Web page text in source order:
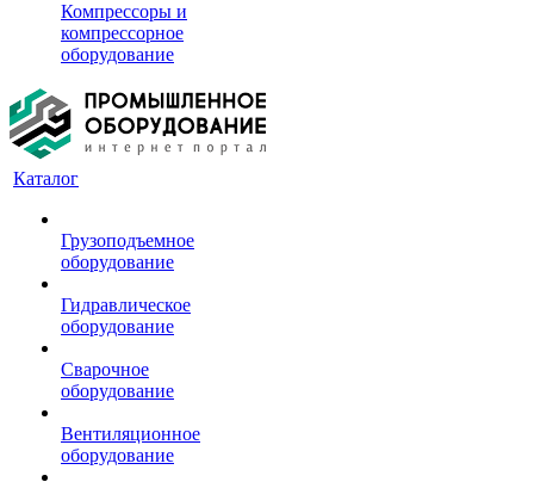
Компрессоры и
компрессорное
оборудование
Каталог
Грузоподъемное
оборудование
Гидравлическое
оборудование
Сварочное
оборудование
Вентиляционное
оборудование